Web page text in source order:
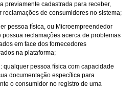
previamente cadastrada para receber,
reclamações de consumidores no sistema;
pessoa física, ou Microempreendedor
possua reclamações acerca de problemas
em face dos fornecedores
na plataforma;
qualquer pessoa física com capacidade
documentação específica para
o consumidor no registro de uma